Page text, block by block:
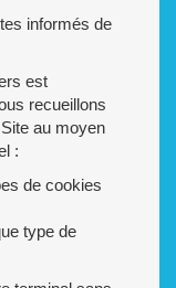
informés de
est
recueillons
au moyen
:
de cookies
type de